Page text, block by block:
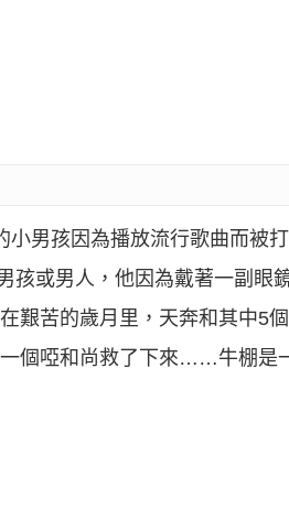
男孩因為播放流行歌曲而被
或男人，他因為戴著一副眼
艱苦的歲月里，天奔和其中5
個啞和尚救了下來……牛棚是